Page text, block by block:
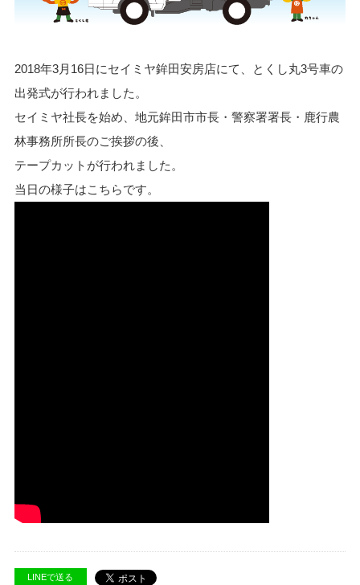
2018年3月16日にセイミヤ鉾田安房店にて、とくし丸3号車の
出発式が行われました。
セイミヤ社長を始め、地元鉾田市市長・警察署署長・鹿行農
林事務所所長のご挨拶の後、
テープカットが行われました。
当日の様子はこちらです。
LINEで送る